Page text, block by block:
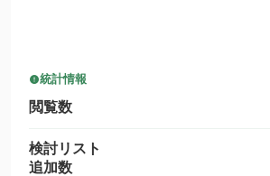
統計情報
閲覧数
検討リスト
追加数